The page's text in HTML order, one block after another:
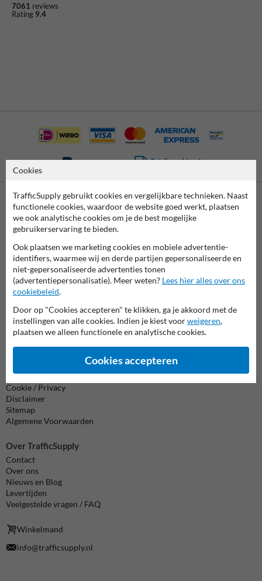
7061 reviews
Rating 9.4
Betaling achteraf
Neem contact met ons op
Wij zijn op werkdagen (van 8.00 tot 17.00) te bereiken op 038-
Vragen? Stuur een e-mail naarinfo@trafficsupply.nlof vul het
formulier in en we reageren zo spoedig mogelijk.
info@trafficsupply.nl
Alle contactgegevens
Product(en) retourneren
Cookie / Privacy
Disclaimer
Sitemap
Algemene Voorwaarden
Over TrafficSupply
Contact
Over ons
Nieuws en Blog
Levertijden
Veelgestelde vragen / FAQ
Winkelmand
info@trafficsupply.nl
Cookies
TrafficSupply gebruikt cookies en vergelijkbare technieken. Naast
functionele cookies, waardoor de website goed werkt, plaatsen
we ook analytische cookies om je de best mogelijke
gebruikerservaring te bieden.
Ook plaatsen we marketing cookies en mobiele advertentie-
identifiers, waarmee wij en derde partijen gepersonaliseerde en
niet-gepersonaliseerde advertenties tonen
(advertentiepersonalisatie). Meer weten? Lees hier alles over ons
cookiebeleid.
Door op "Cookies accepteren" te klikken, ga je akkoord met de
instellingen van alle cookies. Indien je kiest voorweigeren,
plaatsen we alleen functionele en analytische cookies.
Cookies accepteren